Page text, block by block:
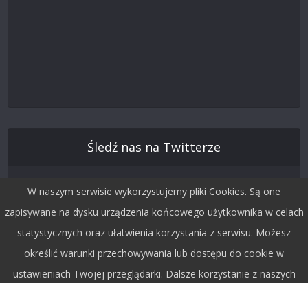
Śledź nas na Twitterze
W naszym serwisie wykorzystujemy pliki Cookies. Są one
zapisywane na dysku urządzenia końcowego użytkownika w celach
statystycznych oraz ułatwienia korzystania z serwisu. Możesz
określić warunki przechowywania lub dostępu do cookie w
ustawieniach Twojej przeglądarki. Dalsze korzystanie z naszych